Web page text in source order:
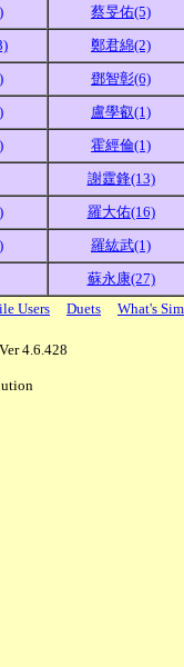
蔡旻佑(5)
鄭君綿(2)
鄧智彰(6)
盧學叡(1)
霍經倫(1)
謝霆鋒(13)
羅大佑(16)
羅紘武(1)
蘇永康(27)
Users Duets What's
4.6.428